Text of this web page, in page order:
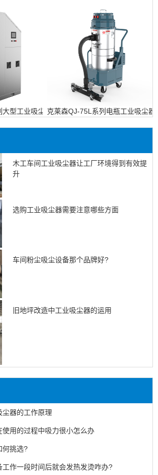
型工业吸尘设备克莱森QJ-75L系列电瓶工业吸尘器
木工车间工业吸尘器让工厂环境得到有效提
升
选购工业吸尘器需要注意哪些方面
车间粉尘吸尘设备那个品牌好?
旧地坪改造中工业吸尘器的运用
尘器的工作原理
使用的过程中吸力很小怎么办
何挑选?
工作一段时间后就会发热发烫咋办?